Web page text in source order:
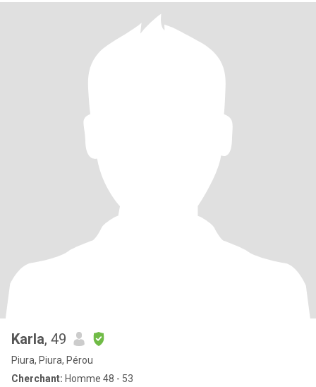
Karla, 49
Piura, Piura, Pérou
Cherchant: Homme 48 - 53